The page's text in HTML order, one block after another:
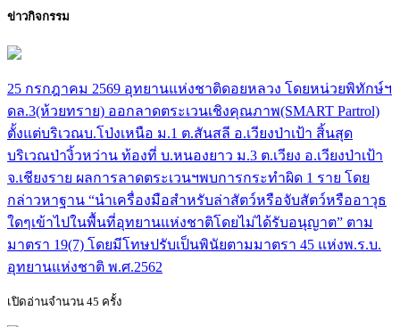
ข่าวกิจกรรม
25 กรกฎาคม 2569 อุทยานแห่งชาติดอยหลวง โดยหน่วยพิทักษ์ฯ
ดล.3(ห้วยทราย) ออกลาดตระเวนเชิงคุณภาพ(SMART Partrol)
ตั้งแต่บริเวณบ.โป่งเหนือ ม.1 ต.สันสลี อ.เวียงป่าเป้า สิ้นสุด
บริเวณป่างิ้วหว่าน ท้องที่ บ.หนองยาว ม.3 ต.เวียง อ.เวียงป่าเป้า
จ.เชียงราย ผลการลาดตระเวนฯพบการกระทำผิด 1 ราย โดย
กล่าวหาฐาน “นำเครื่องมือสำหรับล่าสัตว์หรือจับสัตว์หรืออาวุธ
ใดๆเข้าไปในพื้นที่อุทยานแห่งชาติโดยไม่ได้รับอนุญาต” ตาม
มาตรา 19(7) โดยมีโทษปรับเป็นพินัยตามมาตรา 45 แห่งพ.ร.บ.
อุทยานแห่งชาติ พ.ศ.2562
เปิดอ่านจำนวน 45 ครั้ง